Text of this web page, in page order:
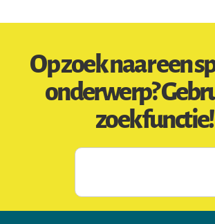
Op zoek naar een
onderwerp?
zoekfunctie!